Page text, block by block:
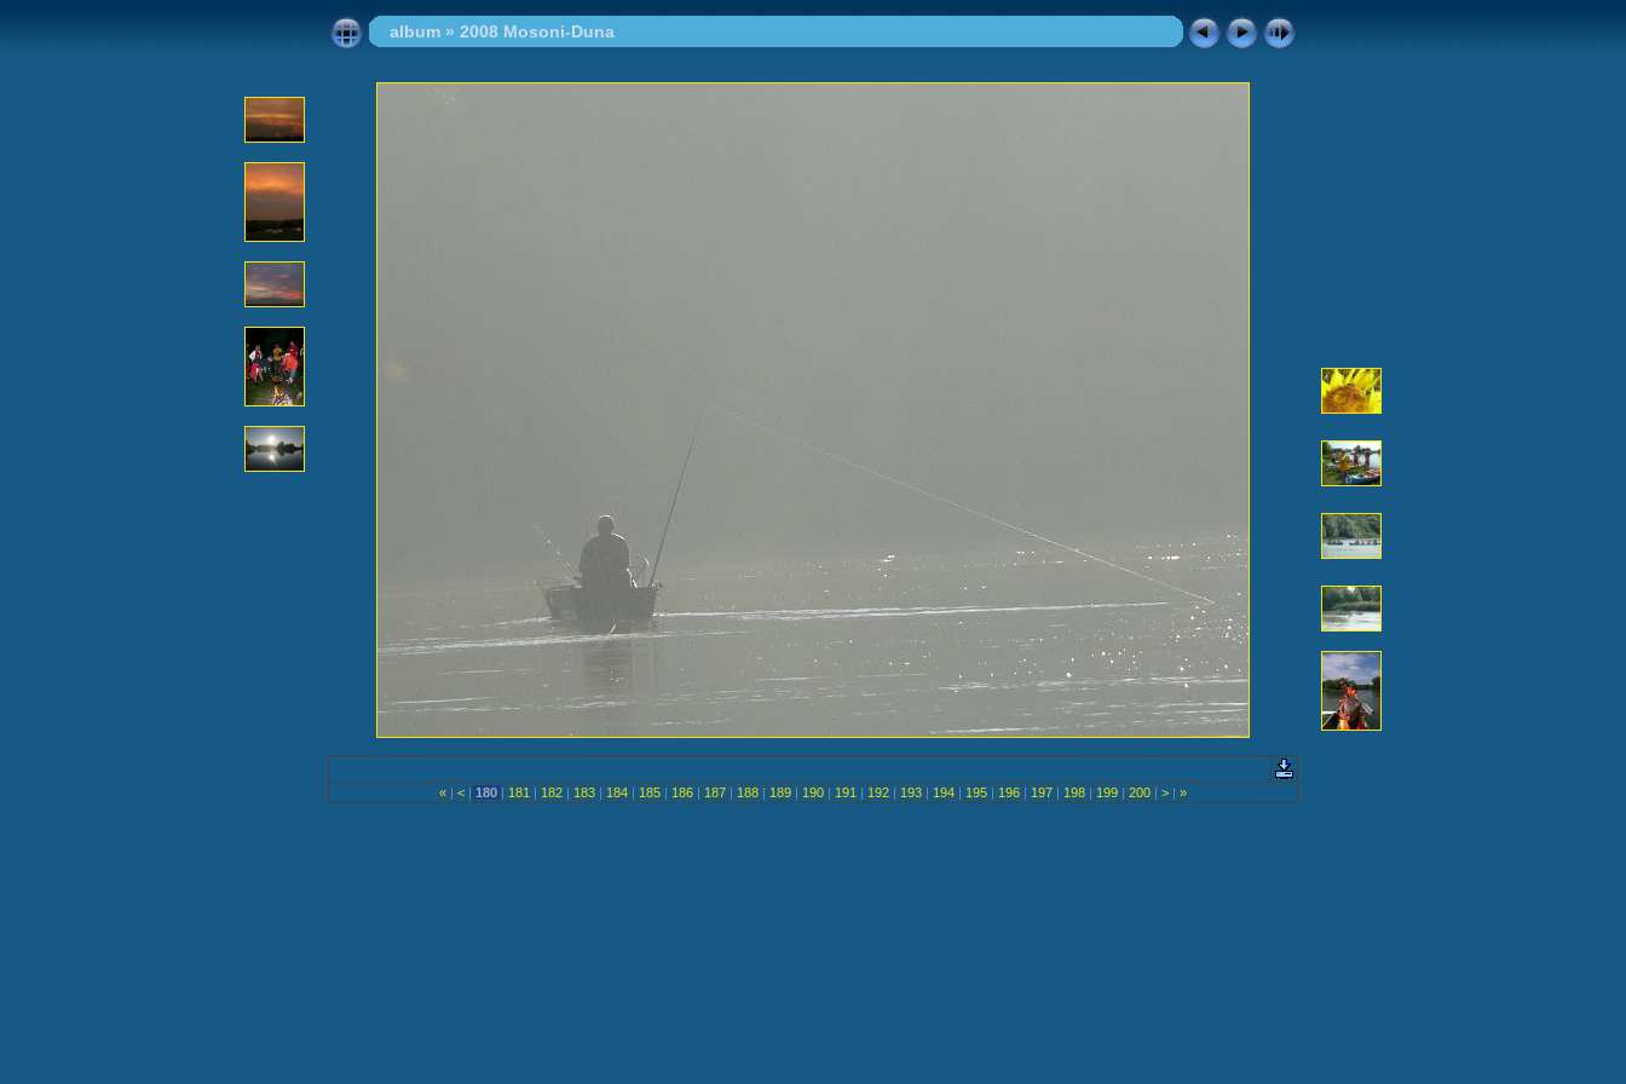
album» 2008 Mosoni-Duna
« | < | 180 | 181 | 182 | 183 | 184 | 185 | 186 | 187 | 188 | 189 | 190 | 191 | 192 | 193 | 194 | 195 | 196 | 197 | 198 | 199 | 200 | > | »